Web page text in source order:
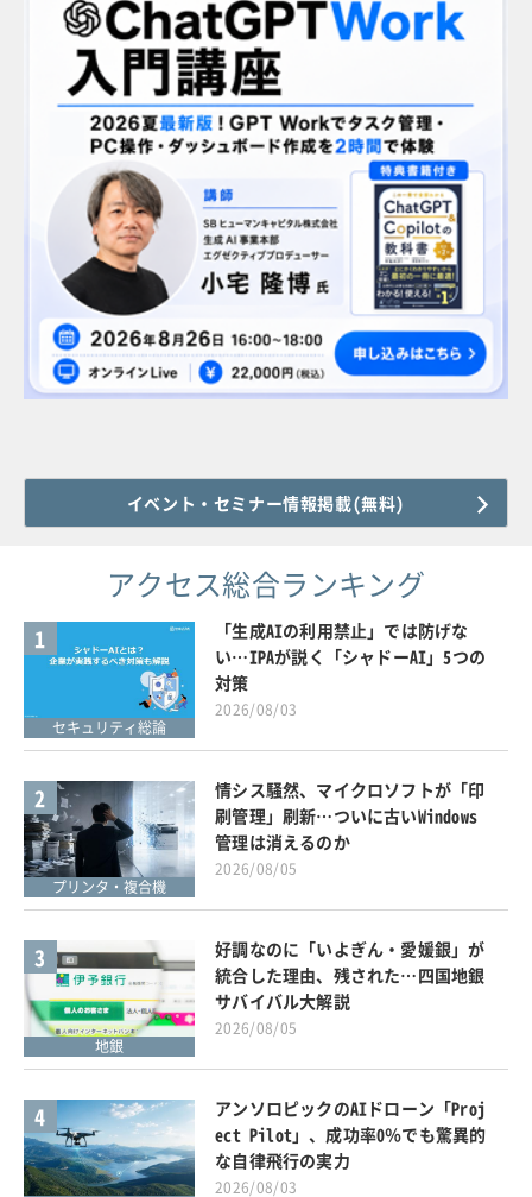
イベント・セミナー情報掲載(無料)
アクセス総合ランキング
1
セキュリティ総論
「生成AIの利用禁止」では防げな
い…IPAが説く「シャドーAI」5つの
対策
2026/08/03
2
プリンタ・複合機
情シス騒然、マイクロソフトが「印
刷管理」刷新…ついに古いWindows
管理は消えるのか
2026/08/05
3
地銀
好調なのに「いよぎん・愛媛銀」が
統合した理由、残された…四国地銀
サバイバル大解説
2026/08/05
4
アンソロピックのAIドローン「Proj
ect Pilot」、成功率0％でも驚異的
な自律飛行の実力
2026/08/03